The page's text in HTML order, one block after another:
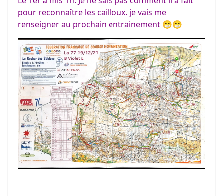
pour reconnaître les cailloux. je vais me
renseigner au prochain entrainement 😁😁